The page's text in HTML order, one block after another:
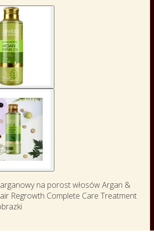
na porost włosów Argan &
Regrowth Complete Care Treatment